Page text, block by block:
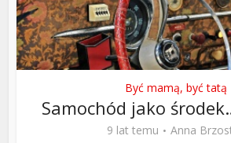
Być mamą, być tatą
Samochód jako
9 lat temu
Anna